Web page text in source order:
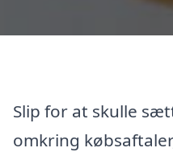
Slip for at skulle
omkring